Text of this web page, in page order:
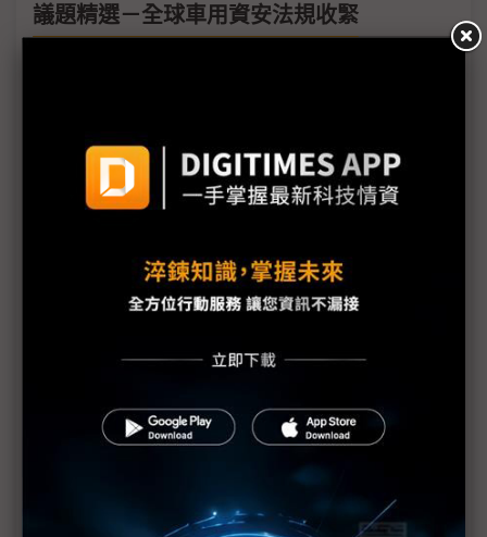
議題精選－全球車用資安法規收緊
評析：便利是誘餌、數據是籌碼？ 高德地圖「零時
差」背後的隱私代價
（獨家）車用資安決戰倒數 2029年成供應鏈重組關
福斯攻略中國市場 搭載AI代理人強化智慧化競爭力
歐洲人形機器人卡關「兩大瓶頸」 汽車硬體成破局
汽車變身資料中心車用資安地位上升 網路安全成最
終生死裁判
全球車用資安法規收緊 中國車廠出海面臨合規壓力